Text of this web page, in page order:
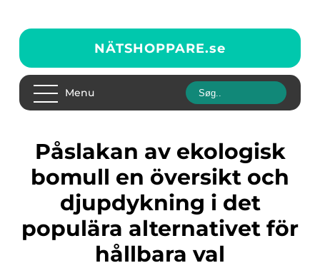
NÄTSHOPPARE.se
Menu
Påslakan av ekologisk
bomull en översikt och
djupdykning i det
populära alternativet för
hållbara val